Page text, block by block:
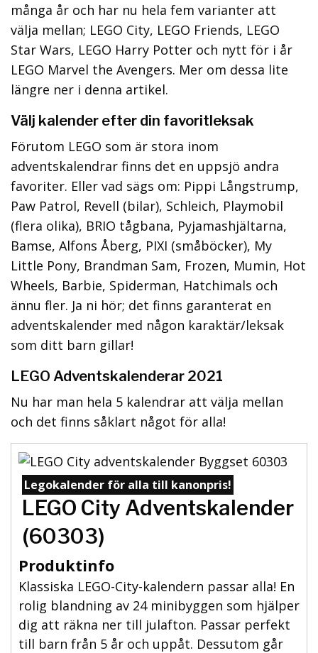
många år och har nu hela fem varianter att
välja mellan; LEGO City, LEGO Friends, LEGO
Star Wars, LEGO Harry Potter och nytt för i år
LEGO Marvel the Avengers. Mer om dessa lite
längre ner i denna artikel.
Välj kalender efter din favoritleksak
Förutom LEGO som är stora inom
adventskalendrar finns det en uppsjö andra
favoriter. Eller vad sägs om: Pippi Långstrump,
Paw Patrol, Revell (bilar), Schleich, Playmobil
(flera olika), BRIO tågbana, Pyjamashjältarna,
Bamse, Alfons Åberg, PIXI (småböcker), My
Little Pony, Brandman Sam, Frozen, Mumin, Hot
Wheels, Barbie, Spiderman, Hatchimals och
ännu fler. Ja ni hör; det finns garanterat en
adventskalender med någon karaktär/leksak
som ditt barn gillar!
LEGO Adventskalenderar 2021
Nu har man hela 5 kalendrar att välja mellan
och det finns såklart något för alla!
Legokalender för alla till kanonpris!
LEGO City Adventskalender
(60303)
Produktinfo
Klassiska LEGO-City-kalendern passar alla! En
rolig blandning av 24 minibyggen som hjälper
dig att räkna ner till julafton. Passar perfekt
till barn från 5 år och uppåt. Dessutom går